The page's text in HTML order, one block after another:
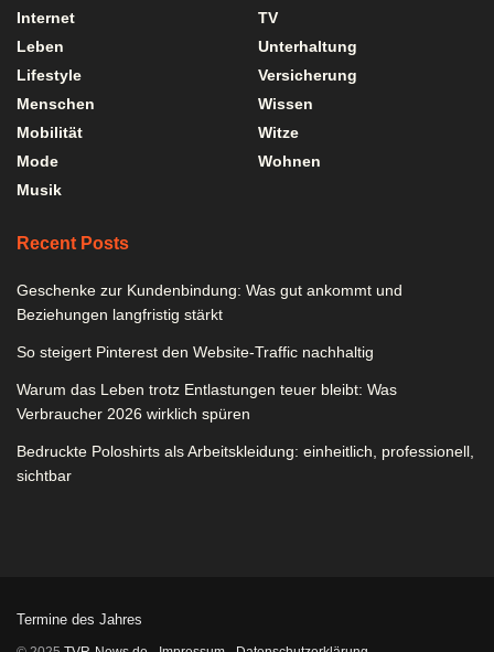
Internet
Leben
Lifestyle
Menschen
Mobilität
Mode
Musik
TV
Unterhaltung
Versicherung
Wissen
Witze
Wohnen
Recent Posts
Geschenke zur Kundenbindung: Was gut ankommt und
Beziehungen langfristig stärkt
So steigert Pinterest den Website-Traffic nachhaltig
Warum das Leben trotz Entlastungen teuer bleibt: Was
Verbraucher 2026 wirklich spüren
Bedruckte Poloshirts als Arbeitskleidung: einheitlich, professionell,
sichtbar
Termine des Jahres